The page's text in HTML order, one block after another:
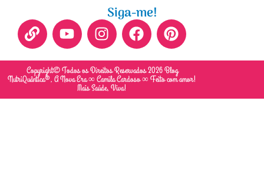
Siga-me!
Copyright© Todos os Direitos Reservados 2026 Blog
NutriQuântica®, A Nova Era ∞ Camila Cardoso ∞ Feito com amor!
Mais Saúde, Viva!